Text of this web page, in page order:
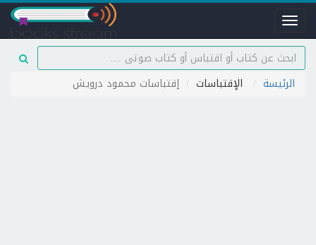
Toggle
navigation
الرئيسة الإقتباسات إقتباسات محمود درويش